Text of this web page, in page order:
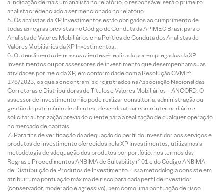
a indicação de mais um analista no relatório, o responsável será o primeiro
analista credenciado a ser mencionado no relatório.
Os analistas da XP Investimentos estão obrigados ao cumprimento de
todas as regras previstas no Código de Conduta da APIMEC Brasil para o
Analista de Valores Mobiliários e na Política de Conduta dos Analistas de
Valores Mobiliários da XP Investimentos.
O atendimento de nossos clientes é realizado por empregados da XP
Investimentos ou por assessores de investimento que desempenham suas
atividades por meio da XP, em conformidade com a Resolução CVM nº
178/2023, os quais encontram-se registrados na Associação Nacional das
Corretoras e Distribuidoras de Títulos e Valores Mobiliários – ANCORD. O
assessor de investimento não pode realizar consultoria, administração ou
gestão de patrimônio de clientes, devendo atuar como intermediário e
solicitar autorização prévia do cliente para a realização de qualquer operação
no mercado de capitais.
Para fins de verificação da adequação do perfil do investidor aos serviços e
produtos de investimento oferecidos pela XP Investimentos, utilizamos a
metodologia de adequação dos produtos por portfólio, nos termos das
Regras e Procedimentos ANBIMA de Suitability nº 01 e do Código ANBIMA
de Distribuição de Produtos de Investimento. Essa metodologia consiste em
atribuir uma pontuação máxima de risco para cada perfil de investidor
(conservador, moderado e agressivo), bem como uma pontuação de risco